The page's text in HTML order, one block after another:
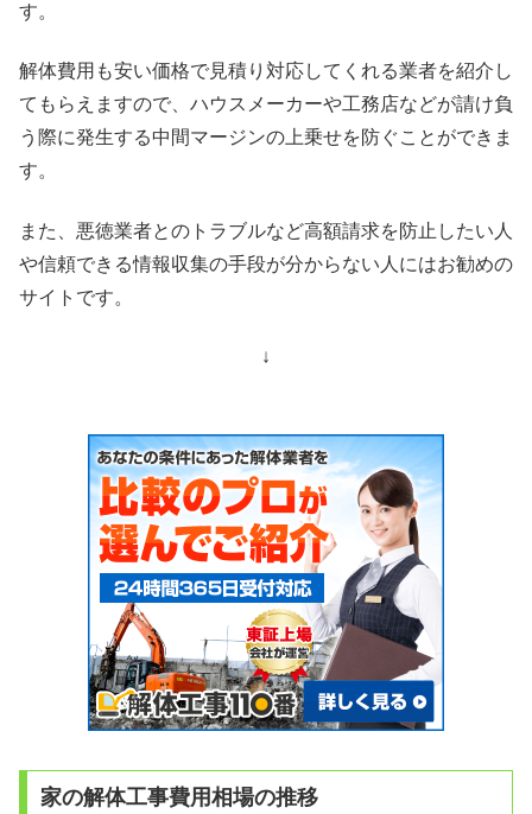
す。
解体費用も安い価格で見積り対応してくれる業者を紹介し
てもらえますので、ハウスメーカーや工務店などが請け負
う際に発生する中間マージンの上乗せを防ぐことができま
す。
また、悪徳業者とのトラブルなど高額請求を防止したい人
や信頼できる情報収集の手段が分からない人にはお勧めの
サイトです。
↓
家の解体工事費用相場の推移